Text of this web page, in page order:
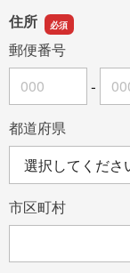
住所
郵便番号
郵便番号の上3桁
-
郵便番号の下4桁
都道府県
市区町村